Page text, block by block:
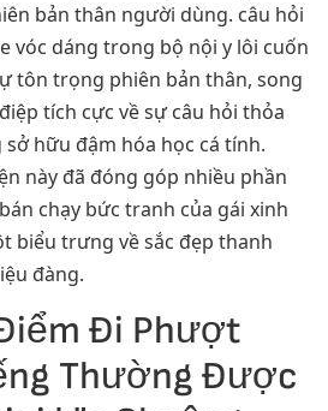
bản thân người dùng. câu hỏi
vóc dáng trong bộ nội y lôi cuốn
tôn trọng phiên bản thân, song
tích cực về sự câu hỏi thỏa
hữu đậm hóa học cá tính.
này đã đóng góp nhiều phần
chạy bức tranh của gái xinh
biểu trưng về sắc đẹp thanh
đàng.
Đi Phượt
Thường Được